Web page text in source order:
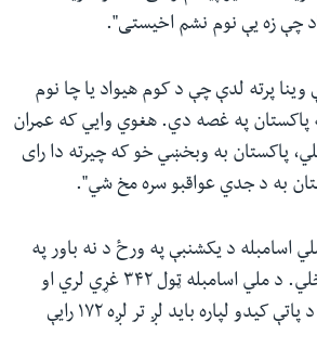
چې زه یې نوم نشم اخیستی".
وینا پرته لدې چې د کوم هیواد یا چا نوم
پاکستان په غصه دي. هغوي وایي که عمران
پاکستان به وبخښي خو که چیرته دا رای
به د جدي عواقبو سره مخ شي".
اسامبله د یکشنبې په ورځ د نه باور په
رای ګیرۍ کې برخه واخلي. د ملي اسامبله ټول ۳۴۲ غړي لري او
عمران خان په واک کې د پاتې کیدو لپاره باید لږ تر لږه ۱۷۲ رایې